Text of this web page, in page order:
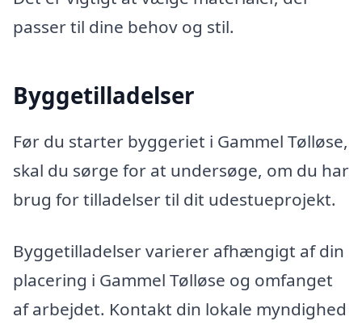
passer til dine behov og stil.
Byggetilladelser
Før du starter byggeriet i Gammel Tølløse,
skal du sørge for at undersøge, om du har
brug for tilladelser til dit udestueprojekt.
Byggetilladelser varierer afhængigt af din
placering i Gammel Tølløse og omfanget
af arbejdet. Kontakt din lokale myndighed